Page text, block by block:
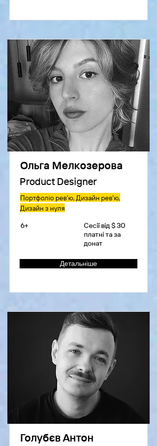
Ольга Мелкозерова
Product Designer
Портфоліо рев'ю, Дизайн рев'ю,
Дизайн з нуля
6+
Сесії від $ 30
платні та за
донат
Детальніше
Голубєв Антон